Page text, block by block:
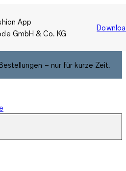
App
GmbH & Co. KG
– nur für kurze Zeit.